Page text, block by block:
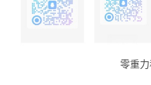
零重